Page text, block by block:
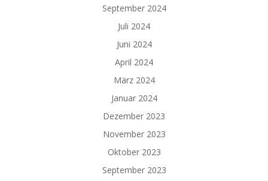
September 2024
Juli 2024
Juni 2024
April 2024
März 2024
Januar 2024
Dezember 2023
November 2023
Oktober 2023
September 2023